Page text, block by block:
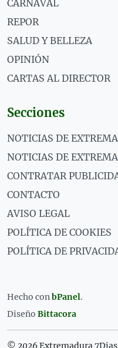
CARNAVAL
REPOR
SALUD Y BELLEZA
OPINIÓN
CARTAS AL DIRECTOR
Secciones
NOTICIAS DE
NOTICIAS DE
CONTRATAR
CONTACTO
AVISO LEGAL
POLÍTICA DE COOKIES
POLÍTICA DE
Hecho conbPanel.
Diseño Bittacora